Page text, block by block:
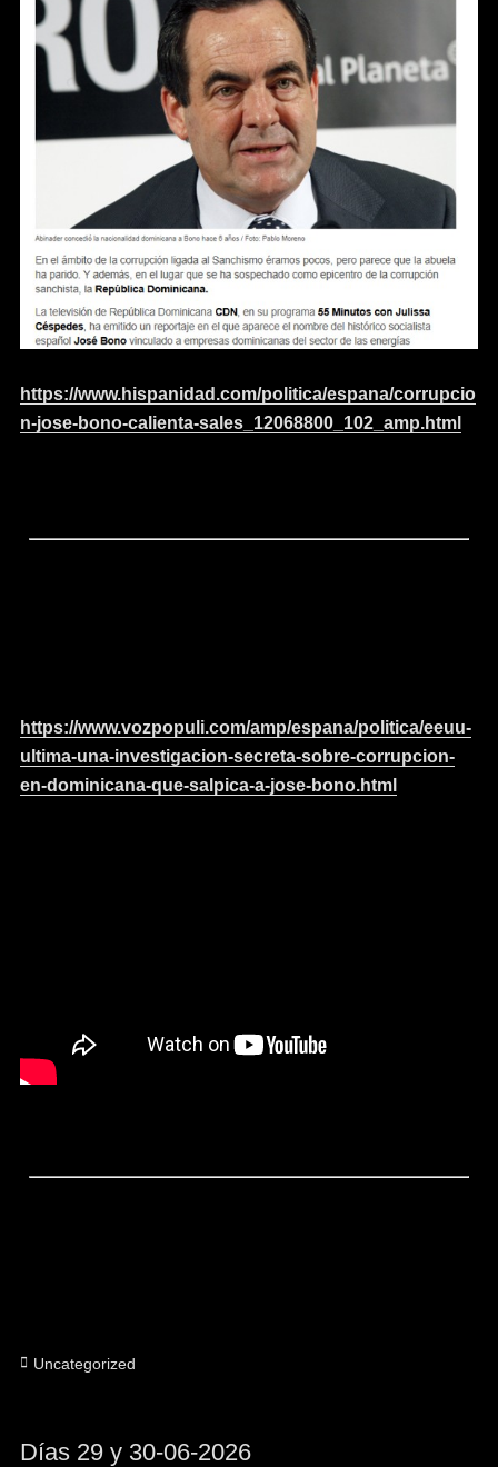
https://www.hispanidad.com/politica/espana/corrupcio
n-jose-bono-calienta-sales_12068800_102_amp.html
https://www.vozpopuli.com/amp/espana/politica/eeuu-
ultima-una-investigacion-secreta-sobre-corrupcion-
en-dominicana-que-salpica-a-jose-bono.html
Categorías
Uncategorized
Días 29 y 30-06-2026